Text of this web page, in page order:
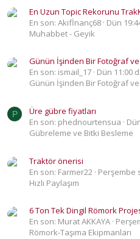
En Uzun Topic Rekorunu
En son: Akifİnanç68 Dün
Muhabbet - Geyik
Günün İşinden Bir Fotoğraf
En son: ismail_17 Dün 11:00
Günün İşinden Bir Fotoğraf
P
Üre gübre fiyatları
En son: phednourtensua
Gübreleme ve Bitki Besleme
Traktör önerisi
En son: Farmer22 Perşembe
Hızlı Paylaşım
6 Ton Tek Dingil Römork
En son: Murat AKKAYA
Römork-Taşıma Ekipmanları